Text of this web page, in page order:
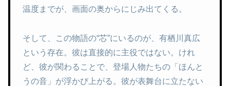
温度までが、画面の奥からにじみ出てくる。
そして、この物語の“芯”にいるのが、有栖川真広
という存在。彼は直接的に主役ではない。けれ
ど、彼が関わることで、登場人物たちの「ほんと
うの音」が浮かび上がる。彼が表舞台に立たない